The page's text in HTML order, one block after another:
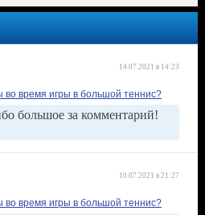
14.07.2021 в 14:23
время игры в большой теннис?
большое за комментарий!
10.07.2021 в 21:27
время игры в большой теннис?